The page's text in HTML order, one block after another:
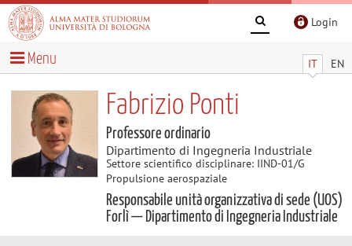
Login
IT EN
Menu
Fabrizio Ponti
Professore ordinario
Dipartimento di Ingegneria Industriale
Settore scientifico disciplinare: IIND-01/G
Propulsione aerospaziale
Responsabile unità organizzativa di sede (UOS)
Forlì — Dipartimento di Ingegneria Industriale